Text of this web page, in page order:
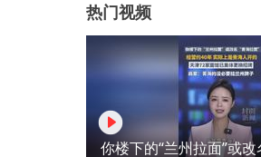
热门视频
你楼下的“兰州拉面”或改